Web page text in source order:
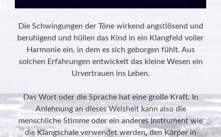
Die Schwingungen der Töne wirkend angstlösend und
beruhigend und hüllen das Kind in ein Klangfeld voller
Harmonie ein, in dem es sich geborgen fühlt. Aus
solchen Erfahrungen entwickelt das kleine Wesen ein
Urvertrauen ins Leben.
Das Wort oder die Sprache hat eine große Kraft. In
Anlehnung an dieses Weisheit kann also die
menschliche Stimme oder ein anderes Instrument wie
die Klangschale verwendet werden, den Körper in